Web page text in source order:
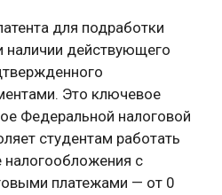
для подработки
действующего
Это ключевое
Федеральной налоговой
студентам работать
налогообложения с
платежами — от 0